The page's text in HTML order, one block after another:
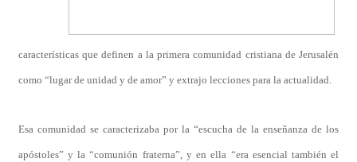
características que definen a la primera comunidad cristiana de Jerusalén
como “lugar de unidad y de amor” y extrajo lecciones para la actualidad.
Esa comunidad se caracterizaba por la “escucha de la enseñanza de los
apóstoles” y la “comunión fraterna”, y en ella “era esencial también el